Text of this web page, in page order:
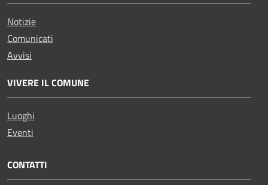
Notizie
Comunicati
Avvisi
VIVERE IL COMUNE
Luoghi
Eventi
CONTATTI